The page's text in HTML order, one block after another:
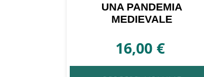
UNA PANDEMIA
MEDIEVALE
16,00€